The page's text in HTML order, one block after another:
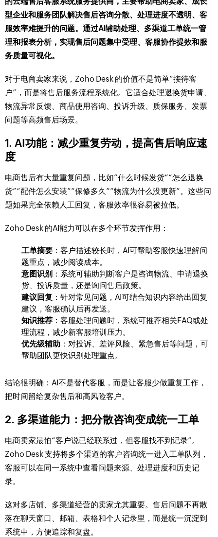
型企业和服务团队解决售后咨询分散、处理进度不透明、客
服效率难提升的问题。通过AI辅助处理、多渠道工单统一管
理和报表分析，实现售后问题集中受理、客服协作提效和服
务质量可视化。
对于电商卖家来说，Zoho Desk 的价值不是简单“接待客
户”，而是将售后服务流程系统化。它适合处理退换货申请、
物流异常反馈、商品使用咨询、投诉升级、质保服务、发票
问题等高频售后场景。
1. AI功能：减少重复劳动，提高售后响应速
度
电商售后有大量重复问题，比如“什么时候发货”“怎么退换
货”“配件怎么安装”“保修多久”“物流为什么没更新”。这些问
题如果完全依赖人工回复，客服效率很容易被拉低。
Zoho Desk 的AI能力可以在多个环节发挥作用：
工单摘要 ：客户描述较长时，AI可帮助客服快速理解问
题重点，减少阅读成本。
意图识别 ：系统可辅助判断客户是咨询物流、申请退换
货、投诉质量，还是询问售后政策。
建议回复 ：针对常见问题，AI可结合知识内容给出回复
建议，客服确认后再发送。
知识推荐 ：客服处理问题时，系统可推荐相关FAQ或处
理流程，减少新客服培训压力。
优先级辅助 ：对投诉、差评风险、紧急售后等问题，可
帮助团队更快识别处理重点。
结论很明确：AI不是替代客服，而是让客服少做重复工作，
把时间留给复杂售后和高风险客户。
2. 多渠道能力：把分散咨询变成统一工单
电商卖家最怕“客户说已经联系过，但客服找不到记录”。
Zoho Desk 支持将多个渠道的客户咨询统一进入工单队列，
客服可以在同一系统中查看问题来源、处理进度和历史记
录。
这对多店铺、多渠道经营的卖家尤其重要。售后问题不再散
落在聊天窗口、邮箱、表格和个人记录里，而是统一沉淀到
系统中，方便追踪和复盘。